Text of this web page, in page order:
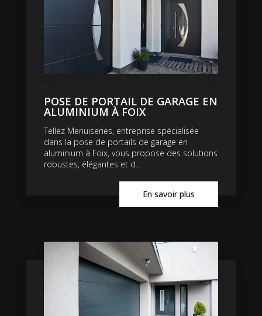
POSE DE PORTAIL DE GARAGE EN
ALUMINIUM À FOIX
Tellez Menuiseries, entreprise spécialisée
dans la pose de portails de garage en
aluminium à Foix, vous propose des solutions
robustes, élégantes et d...
En savoir plus